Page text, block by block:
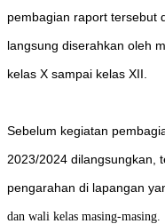
pembagian raport tersebut
langsung diserahkan oleh
kelas X sampai kelas XII.
Sebelum kegiatan
2023/2024 dilangsungkan,
pengarahan di lapangan
dan wali kelas masing-masing.